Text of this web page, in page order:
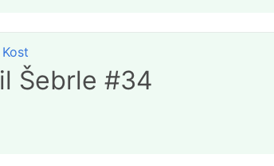
Šebrle #34